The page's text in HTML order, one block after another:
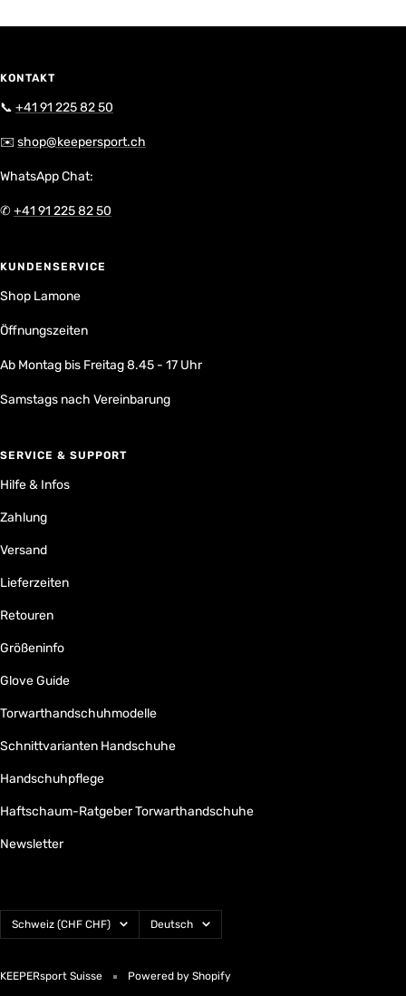
KONTAKT
📞 +41 91 225 82 50
✉️ shop@keepersport.ch
WhatsApp Chat:
✆+41 91 225 82 50
KUNDENSERVICE
Shop Lamone
Öffnungszeiten
Ab Montag bis Freitag 8.45 - 17 Uhr
Samstags nach Vereinbarung
SERVICE & SUPPORT
Hilfe & Infos
Zahlung
Versand
Lieferzeiten
Retouren
Größeninfo
Glove Guide
Torwarthandschuhmodelle
Schnittvarianten Handschuhe
Handschuhpflege
Haftschaum-Ratgeber Torwarthandschuhe
Newsletter
Land/Region
Schweiz (CHF CHF) Sprache
Deutsch
KEEPERsport Suisse Powered by Shopify